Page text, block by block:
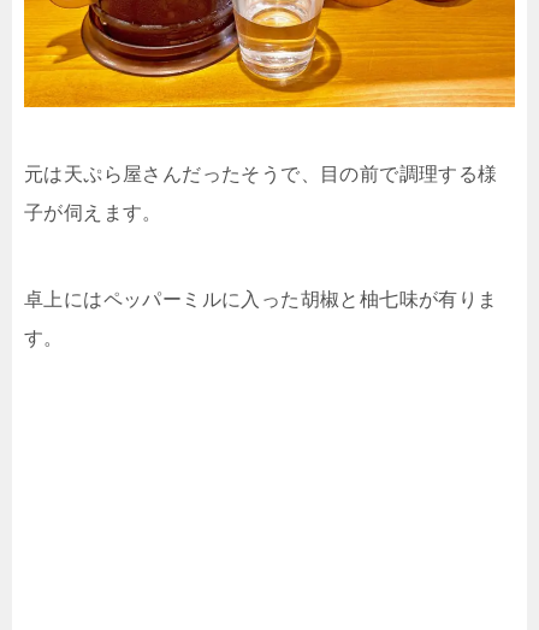
元は天ぷら屋さんだったそうで、目の前で調理する様
子が伺えます。
卓上にはペッパーミルに入った胡椒と柚七味が有りま
す。